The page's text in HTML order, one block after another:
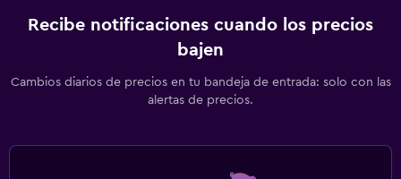
Recibe notificaciones cuando los precios
bajen
Cambios diarios de precios en tu bandeja de entrada: solo con las
alertas de precios.